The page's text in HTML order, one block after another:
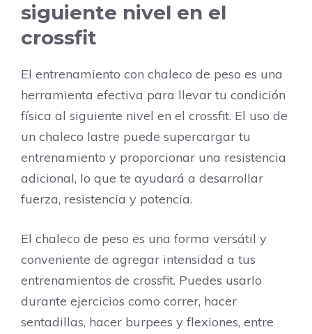
siguiente nivel en el
crossfit
El entrenamiento con chaleco de peso es una
herramienta efectiva para llevar tu condición
física al siguiente nivel en el crossfit. El uso de
un chaleco lastre puede supercargar tu
entrenamiento y proporcionar una resistencia
adicional, lo que te ayudará a desarrollar
fuerza, resistencia y potencia.
El chaleco de peso es una forma versátil y
conveniente de agregar intensidad a tus
entrenamientos de crossfit. Puedes usarlo
durante ejercicios como correr, hacer
sentadillas, hacer burpees y flexiones, entre